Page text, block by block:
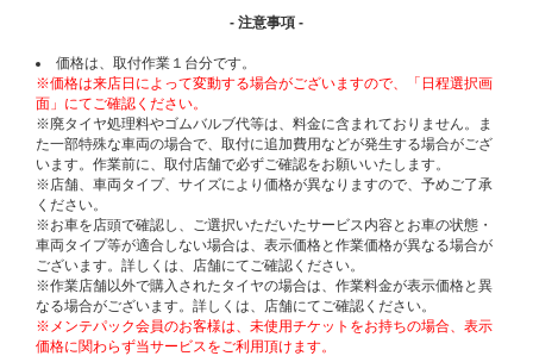
- 注意事項 -
価格は、取付作業１台分です。
※価格は来店日によって変動する場合がございますので、「日程選択画
面」にてご確認ください。
※廃タイヤ処理料やゴムバルブ代等は、料金に含まれておりません。ま
た一部特殊な車両の場合で、取付に追加費用などが発生する場合がござ
います。作業前に、取付店舗で必ずご確認をお願いいたします。
※店舗、車両タイプ、サイズにより価格が異なりますので、予めご了承
ください。
※お車を店頭で確認し、ご選択いただいたサービス内容とお車の状態・
車両タイプ等が適合しない場合は、表示価格と作業価格が異なる場合が
ございます。詳しくは、店舗にてご確認ください。
※作業店舗以外で購入されたタイヤの場合は、作業料金が表示価格と異
なる場合がございます。詳しくは、店舗にてご確認ください。
※メンテパック会員のお客様は、未使用チケットをお持ちの場合、表示
価格に関わらず当サービスをご利用頂けます。